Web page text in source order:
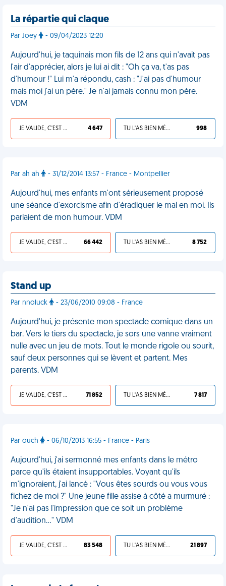
La répartie qui claque
Par Joey - 09/04/2023 12:20
Aujourd'hui, je taquinais mon fils de 12 ans qui n'avait pas
l'air d'apprécier, alors je lui ai dit : "Oh ça va, t'as pas
d'humour !" Lui m'a répondu, cash : "J'ai pas d'humour
mais moi j'ai un père." Je n'ai jamais connu mon père.
VDM
JE VALIDE, C'EST UNE VDM 4 647 TU L'AS BIEN MÉRITÉ 998
Par ah ah - 31/12/2014 13:57 - France - Montpellier
Aujourd'hui, mes enfants m'ont sérieusement proposé
une séance d'exorcisme afin d'éradiquer le mal en moi. Ils
parlaient de mon humour. VDM
JE VALIDE, C'EST UNE VDM 66 442 TU L'AS BIEN MÉRITÉ 8 752
Stand up
Par nnoluck - 23/06/2010 09:08 - France
Aujourd'hui, je présente mon spectacle comique dans un
bar. Vers le tiers du spectacle, je sors une vanne vraiment
nulle avec un jeu de mots. Tout le monde rigole ou sourit,
sauf deux personnes qui se lèvent et partent. Mes
parents. VDM
JE VALIDE, C'EST UNE VDM 71 852 TU L'AS BIEN MÉRITÉ 7 817
Par ouch - 06/10/2013 16:55 - France - Paris
Aujourd'hui, j'ai sermonné mes enfants dans le métro
parce qu'ils étaient insupportables. Voyant qu'ils
m'ignoraient, j'ai lancé : "Vous êtes sourds ou vous vous
fichez de moi ?" Une jeune fille assise à côté a murmuré :
"Je n'ai pas l'impression que ce soit un problème
d'audition..." VDM
JE VALIDE, C'EST UNE VDM 83 548 TU L'AS BIEN MÉRITÉ 21 897